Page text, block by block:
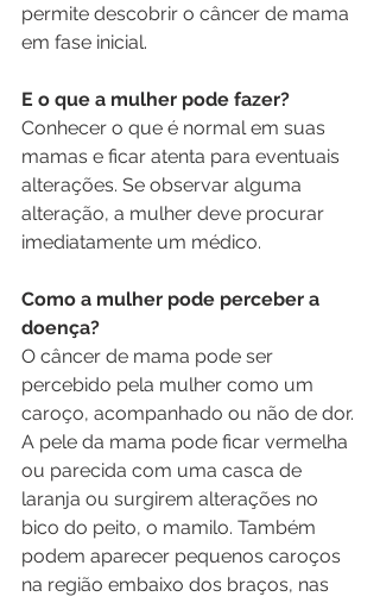
permite descobrir o câncer de mama
em fase inicial.
E o que a mulher pode fazer?
Conhecer o que é normal em suas
mamas e ficar atenta para eventuais
alterações. Se observar alguma
alteração, a mulher deve procurar
imediatamente um médico.
Como a mulher pode perceber a
doença?
O câncer de mama pode ser
percebido pela mulher como um
caroço, acompanhado ou não de dor.
A pele da mama pode ficar vermelha
ou parecida com uma casca de
laranja ou surgirem alterações no
bico do peito, o mamilo. Também
podem aparecer pequenos caroços
na região embaixo dos braços, nas